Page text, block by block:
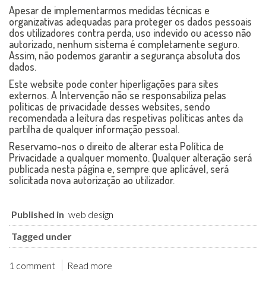
Apesar de implementarmos medidas técnicas e
organizativas adequadas para proteger os dados pessoais
dos utilizadores contra perda, uso indevido ou acesso não
autorizado, nenhum sistema é completamente seguro.
Assim, não podemos garantir a segurança absoluta dos
dados.
Este website pode conter hiperligações para sites
externos. A Intervenção não se responsabiliza pelas
políticas de privacidade desses websites, sendo
recomendada a leitura das respetivas políticas antes da
partilha de qualquer informação pessoal.
Reservamo-nos o direito de alterar esta Política de
Privacidade a qualquer momento. Qualquer alteração será
publicada nesta página e, sempre que aplicável, será
solicitada nova autorização ao utilizador.
Published in web design
Tagged under
1 comment Read more